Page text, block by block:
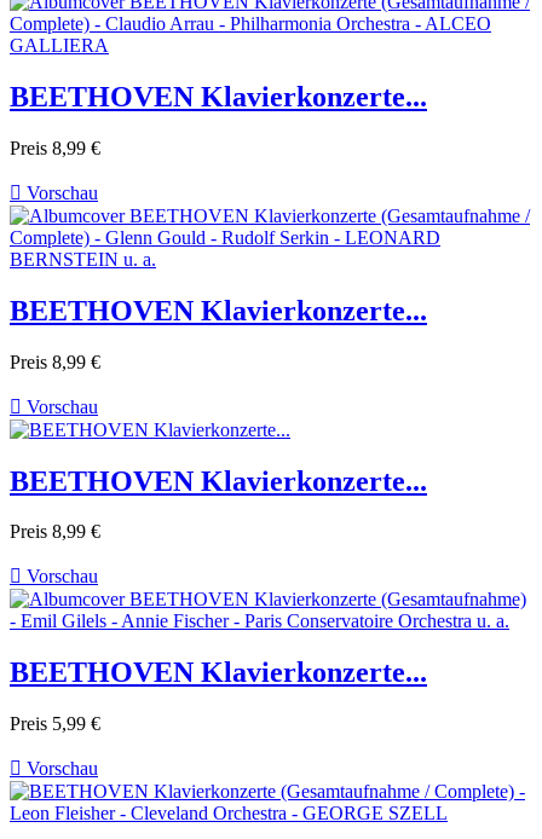
BEETHOVEN Klavierkonzerte...
Preis 8,99 €
 Vorschau
BEETHOVEN Klavierkonzerte...
Preis 8,99 €
 Vorschau
BEETHOVEN Klavierkonzerte...
Preis 8,99 €
 Vorschau
BEETHOVEN Klavierkonzerte...
Preis 5,99 €
 Vorschau